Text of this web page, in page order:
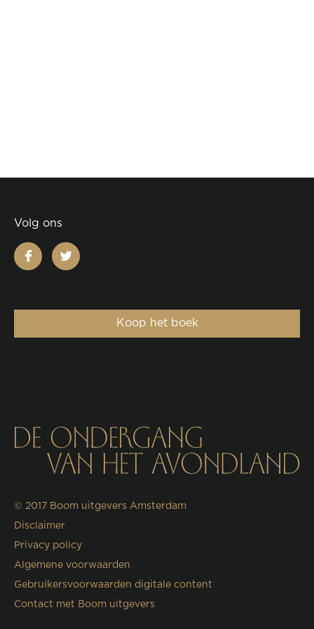
Volg ons
facebooktwitter
Koop het boek
© 2017 Boom uitgevers Amsterdam
Disclaimer
Privacy policy
Algemene voorwaarden
Gebruikersvoorwaarden digitale content
Contact met Boom uitgevers